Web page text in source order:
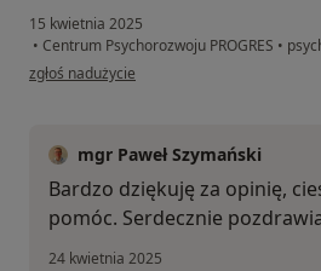
15 kwietnia 2025
• Centrum Psychorozwoju PROGRES •
w opinii użytkownika Edyta
zgłoś nadużycie
mgr Paweł Szymański
Bardzo dziękuję za opinię,
pomóc. Serdecznie
24 kwietnia 2025